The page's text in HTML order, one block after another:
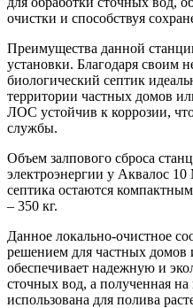
очистки и способствуя
Преимущества данной
установки. Благодаря своим
биологический септик
территории частных домов
ЛОС устойчив к коррозии,
службы.
Объем залпового сброса
электроэнергии у Аквалос
септика остаются
– 350 кг.
Данное локально-очистное
решением для частных домов
обеспечивает надежную и
сточных вод, а полученная
использована для полива